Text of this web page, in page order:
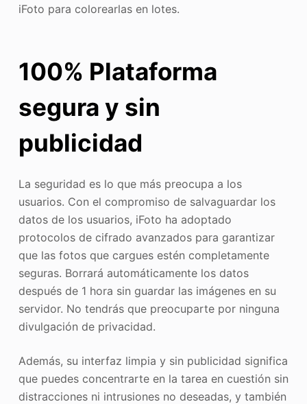
iFoto para colorearlas en lotes.
100% Plataforma
segura y sin
publicidad
La seguridad es lo que más preocupa a los
usuarios. Con el compromiso de salvaguardar los
datos de los usuarios, iFoto ha adoptado
protocolos de cifrado avanzados para garantizar
que las fotos que cargues estén completamente
seguras. Borrará automáticamente los datos
después de 1 hora sin guardar las imágenes en su
servidor. No tendrás que preocuparte por ninguna
divulgación de privacidad.
Además, su interfaz limpia y sin publicidad significa
que puedes concentrarte en la tarea en cuestión sin
distracciones ni intrusiones no deseadas, y también